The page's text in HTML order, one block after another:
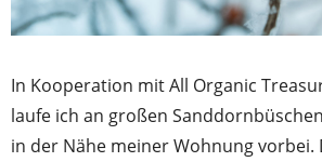
In Kooperation mit All Organic
laufe ich an großen
in der Nähe meiner Wohnung